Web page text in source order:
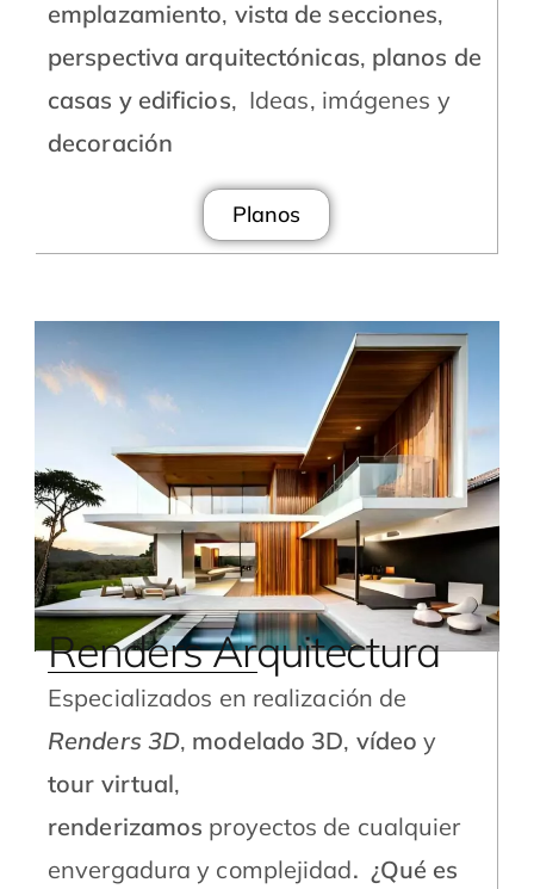
emplazamiento, vista de secciones,
perspectiva arquitectónicas, planos de
casas y edificios, Ideas, imágenes y
decoración
Planos
Renders Arquitectura
Especializados en realización de
Renders 3D, modelado 3D, vídeo y
tour virtual,
renderizamos proyectos de cualquier
envergadura y complejidad. ¿Qué es